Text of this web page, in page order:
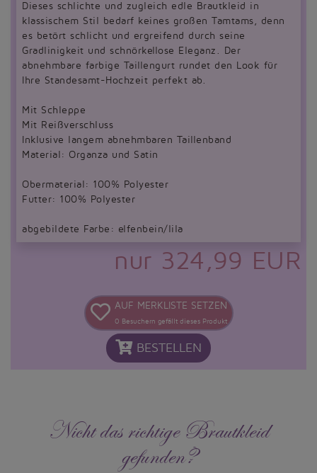
Dieses schlichte und zugleich edle Brautkleid in
klassischem Stil bedarf keines großen Tamtams, denn
es betört schlicht und ergreifend durch seine
Gradlinigkeit und schnörkellose Eleganz. Der
abnehmbare farbige Taillengurt rundet den Look für
Ihre Standesamt-Hochzeit perfekt ab.
Mit Schleppe
Mit Reißverschluss
Inklusive langem abnehmbaren Taillenband
Material: Organza und Satin
Obermaterial: 100% Polyester
Futter: 100% Polyester
abgebildete Farbe: elfenbein/lila
nur 324,99 EUR
AUF MERKLISTE SETZEN
0 Besuchern gefällt dieses Produkt
BESTELLEN
Nicht das richtige Brautkleid
gefunden?